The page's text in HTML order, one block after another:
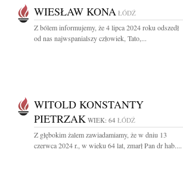
WIESŁAW KONA ŁÓDŹ
Z bólem informujemy, że 4 lipca 2024 roku odszedł
od nas najwspanialszy człowiek, Tato,...
WITOLD KONSTANTY
PIETRZAK WIEK: 64 ŁÓDŹ
Z głębokim żalem zawiadamiamy, że w dniu 13
czerwca 2024 r., w wieku 64 lat, zmarł Pan dr hab....